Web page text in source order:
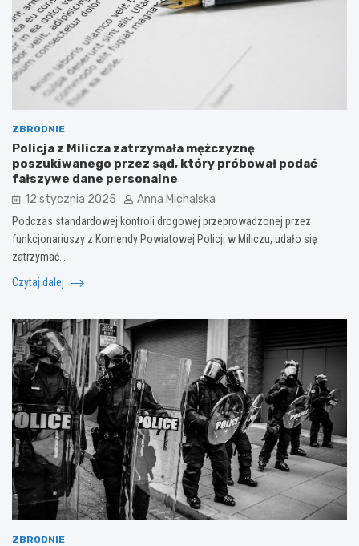
ZBRODNIE
Policja z Milicza zatrzymała mężczyznę
poszukiwanego przez sąd, który próbował podać
fałszywe dane personalne
12 stycznia 2025 Anna Michalska
Podczas standardowej kontroli drogowej przeprowadzonej przez
funkcjonariuszy z Komendy Powiatowej Policji w Miliczu, udało się
zatrzymać…
Czytaj dalej
ZBRODNIE